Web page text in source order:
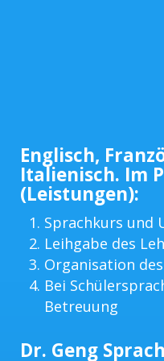
Englisch,
Italienisch. Im
(Leistungen):
Sprachkurs und
Leihgabe des
Organisation
Bei
Betreuung
Dr. Geng